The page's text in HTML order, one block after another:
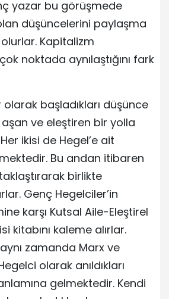
yazar bu görüşmede
düşüncelerini paylaşma
Kapitalizm
noktada aynılaştığını fark
başladıkları düşünce
ve eleştiren bir yolla
ikisi de Hegel’e ait
Bu andan itibaren
birlikte
Genç Hegelciler’in
karşı Kutsal Aile-Eleştirel
kitabını kaleme alırlar.
zamanda Marx ve
olarak anıldıkları
gelmektedir. Kendi